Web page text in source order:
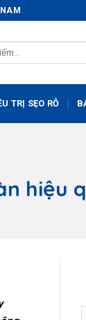
TRỊ SẸO RỖ
hiệu